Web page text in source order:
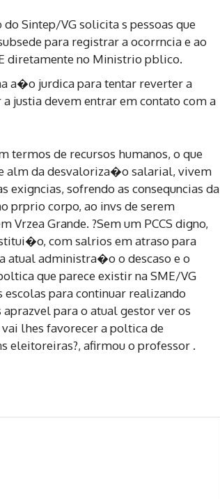
Sintep/VG solicita s pessoas que
para registrar a ocorrncia e ao
diretamente no Ministrio pblico.
a�o jurdica para tentar reverter a
justia devem entrar em contato com a
termos de recursos humanos, o que
alm da desvaloriza�o salarial, vivem
sofrendo as consequncias da
prprio corpo, ao invs de serem
Grande. ?Sem um PCCS digno,
com salrios em atraso para
atual administra�o o descaso e o
que parece existir na SME/VG
para continuar realizando
para o atual gestor ver os
lhes favorecer a poltica de
eleitoreiras?, afirmou o professor .